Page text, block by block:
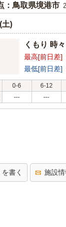
：鳥取県境港市
土)
くもり 時
最高[前日差]
最低[前日差]
0-6 6-12
--- ---
書く 施設